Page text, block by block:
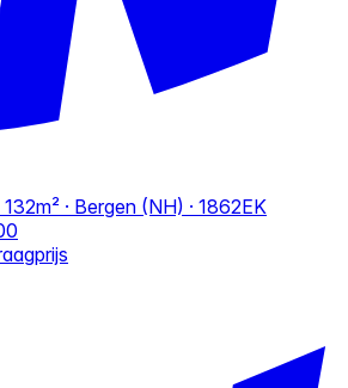
132m² · Bergen (NH) · 1862EK